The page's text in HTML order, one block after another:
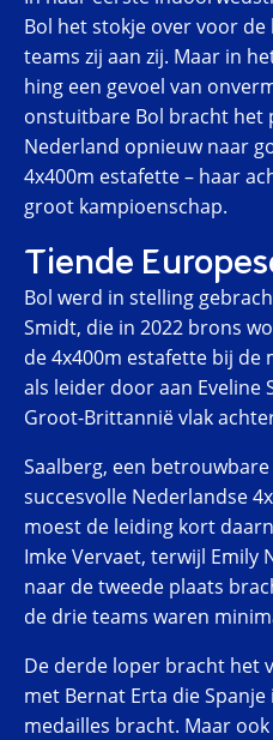
Bol het stokje over voor
teams zij aan zij. Maar in
hing een gevoel van
onstuitbare Bol bracht het
Nederland opnieuw naar
4x400m estafette – haar
groot kampioenschap.
Tiende
Bol werd in stelling
Smidt, die in 2022 brons
de 4x400m estafette bij de
als leider door aan Eveline
Groot-Brittannië vlak
Saalberg, een
succesvolle Nederlandse
moest de leiding kort
Imke Vervaet, terwijl
naar de tweede plaats
de drie teams waren
De derde loper bracht het
met Bernat Erta die
medailles bracht. Maar